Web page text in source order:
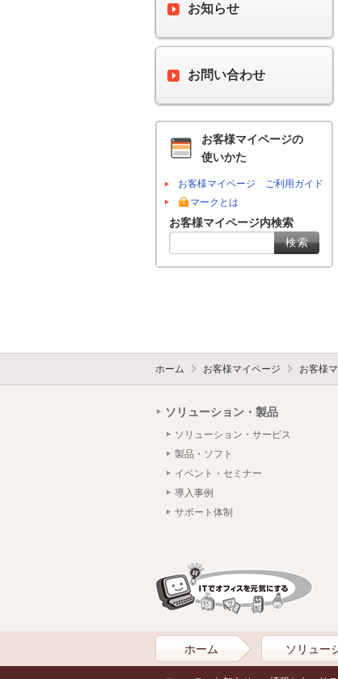
お知らせ
お問い合わせ
お客様マイページの
使いかた
お客様マイページ ご利用ガイド
マークとは
お客様マイページ内検索
ホーム お客様マイページ お客様
ソリューション・製品
ソリューション・サービス
製品・ソフト
イベント・セミナー
導入事例
サポート体制
ホーム ソリュー